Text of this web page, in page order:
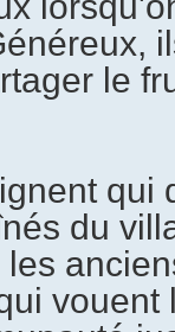
le
qui
du
vouent